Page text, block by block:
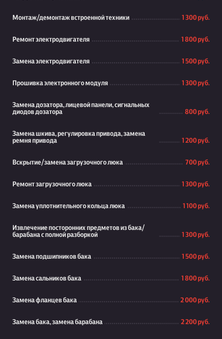
Монтаж/демонтаж встроенной техники 1 300 руб.
Ремонт электродвигателя 1 800 руб.
Замена электродвигателя 1 500 руб.
Прошивка электронного модуля 1 300 руб.
Замена дозатора, лицевой панели, сигнальных
диодов дозатора
800 руб.
Замена шкива, регулировка привода, замена
ремня привода
1 200 руб.
Вскрытие/замена загрузочного люка 700 руб.
Ремонт загрузочного люка 1 300 руб.
Замена уплотнительного кольца люка 1 100 руб.
Извлечение посторонних предметов из бака/
барабана с полной разборкой
1 300 руб.
Замена подшипников бака 1 500 руб.
Замена сальников бака 1 800 руб.
Замена фланцев бака 2 000 руб.
Замена бака, замена барабана 2 200 руб.